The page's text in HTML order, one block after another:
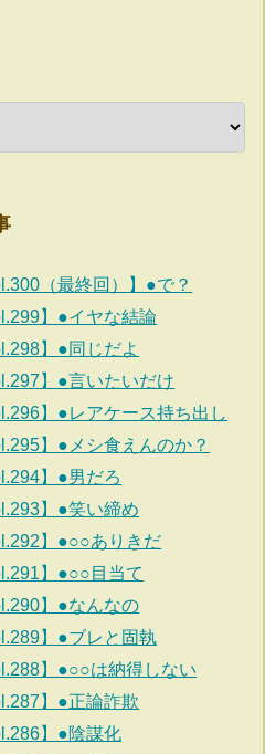
（最終回）】●で？
】●イヤな結論
】●同じだよ
】●言いたいだけ
】●レアケース持ち出し
】●メシ食えんのか？
】●男だろ
】●笑い締め
】●○○ありきだ
】●○○目当て
】●なんなの
】●ブレと固執
】●○○は納得しない
】●正論詐欺
】●陰謀化